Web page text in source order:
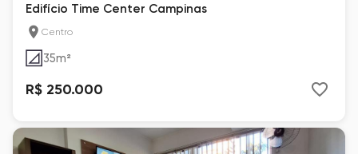
Edifício Time Center Campinas
Centro
35m²
R$ 250.000